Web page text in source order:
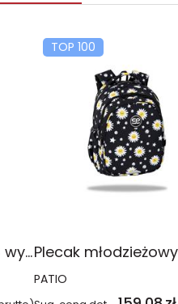
Biel. Kolory zła. Tom 3 wyd. 2025
TOP 100
PATIO